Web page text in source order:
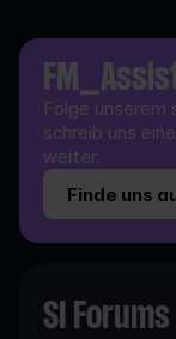
Folge unserem
schreib uns
weiter.
Finde uns
SI Forums